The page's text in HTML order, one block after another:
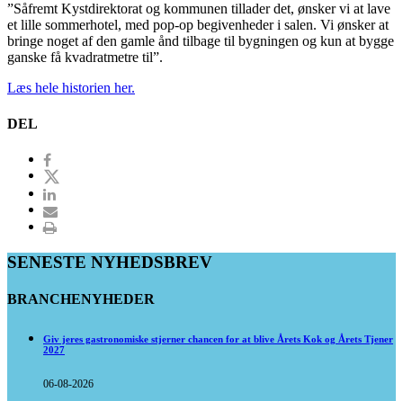
”Såfremt Kystdirektorat og kommunen tillader det, ønsker vi at lave
et lille sommerhotel, med pop-op begivenheder i salen. Vi ønsker at
bringe noget af den gamle ånd tilbage til bygningen og kun at bygge
ganske få kvadratmetre til”.
Læs hele historien her.
DEL
SENESTE NYHEDSBREV
BRANCHENYHEDER
Giv jeres gastronomiske stjerner chancen for at blive Årets Kok og Årets Tjener
2027
06-08-2026